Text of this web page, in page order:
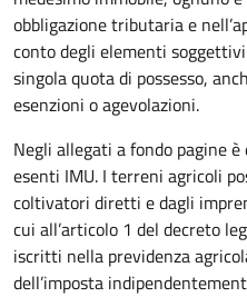
obbligazione tributaria e
conto degli elementi
singola quota di possesso,
esenzioni o agevolazioni.
Negli allegati a fondo pagine è
esenti IMU. I terreni agricoli
coltivatori diretti e dagli
cui all’articolo 1 del decreto
iscritti nella previdenza
dell’imposta